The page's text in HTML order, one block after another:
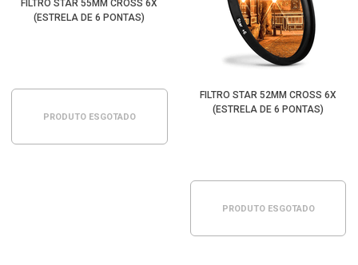
FILTRO STAR 55MM CROSS 6X
(ESTRELA DE 6 PONTAS)
PRODUTO ESGOTADO
FILTRO STAR 52MM CROSS 6X
(ESTRELA DE 6 PONTAS)
PRODUTO ESGOTADO